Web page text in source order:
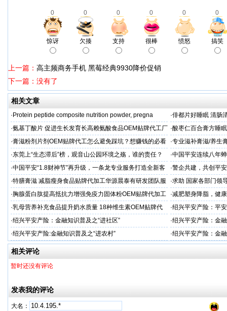
0 0 0 0 0 0
惊讶 欠揍 支持 很棒 愤怒 搞笑
上一篇： 高主频商务手机 黑莓经典9930降价促销
下一篇：没有了
相关文章
· Protein peptide composite nutrition powder, pregna ·俳都片好睡眠 清肠
·氨基丁酸片 促进生长发育长高赖氨酸食品OEM贴牌代工厂
家
·酸枣仁百合膏方睡
厂
·膏滋粉剂片剂OEM贴牌代工怎么避免踩坑？想赚钱的必看 ·专业滋补膏滋/养生
·东莞上“生态滞后”榜，观音山公园环境之殇，谁的责任？ ·中国平安连续八年
品牌"
·中国平安“1.8财神节”再升级，一条龙专业服务打造全新客
户体验
·警企共建，共创平
人才专项培训
·特膳膏滋 减脂瘦身食品贴牌代加工华源晨泰有研发团队服
务商
·求助 国家各部门领
市公安局长
· 胸腺蛋白肽提高抵抗力增强免疫力固体粉OEM贴牌代加工
服务商
·减肥塑身降脂，健
服务商
·乳母营养补充食品提升奶水质量 18种维生素OEM贴牌代
工
·绍兴平安产险：平
·绍兴平安产险：金融知识普及之“进社区” ·绍兴平安产险：金
·绍兴平安产险:金融知识普及之“进农村” ·绍兴平安产险：金
相关评论
暂时还没有评论
发表我的评论
大名：